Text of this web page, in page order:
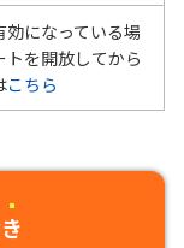
になっている場
を開放してから
こちら